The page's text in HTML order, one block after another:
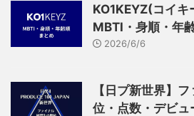
KO1KEYZ(コイ
MBTI・身順・年
2026/6/6
【日プ新世界】
位・点数・デビ